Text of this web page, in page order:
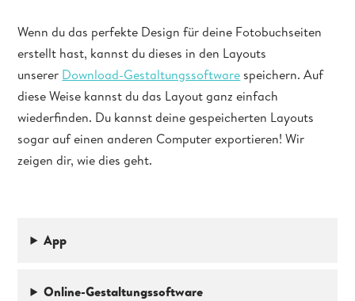
Wenn du das perfekte Design für deine Fotobuchseiten
erstellt hast, kannst du dieses in den Layouts
unserer Download-Gestaltungssoftware speichern. Auf
diese Weise kannst du das Layout ganz einfach
wiederfinden. Du kannst deine gespeicherten Layouts
sogar auf einen anderen Computer exportieren! Wir
zeigen dir, wie dies geht.
App
Online-Gestaltungssoftware